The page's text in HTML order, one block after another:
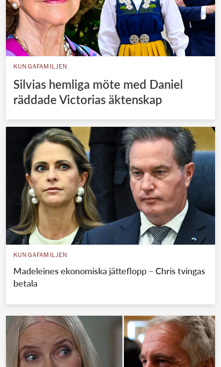
KUNGAFAMILJEN
Silvias hemliga möte med Daniel
räddade Victorias äktenskap
KUNGAFAMILJEN
Madeleines ekonomiska jätteflopp – Chris tvingas
betala